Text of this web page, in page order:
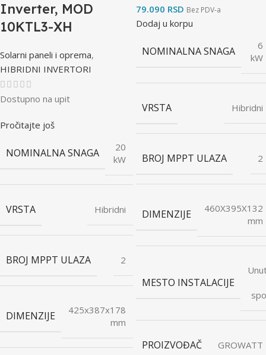
Inverter, MOD
10KTL3-XH
Solarni paneli i oprema,
HIBRIDNI INVERTORI
Dostupno na upit
Pročitajte još
NOMINALNA SNAGA
20
kW
VRSTA Hibridni
BROJ MPPT ULAZA 2
DIMENZIJE
425x387x178
mm
79.090 RSD Bez PDV-a
Dodaj u korpu
NOMINALNA SNAGA
6
kW
VRSTA Hibridni
BROJ MPPT ULAZA 2
DIMENZIJE
460X395X132
mm
MESTO INSTALACIJE
PROIZVOĐAČ GROWATT